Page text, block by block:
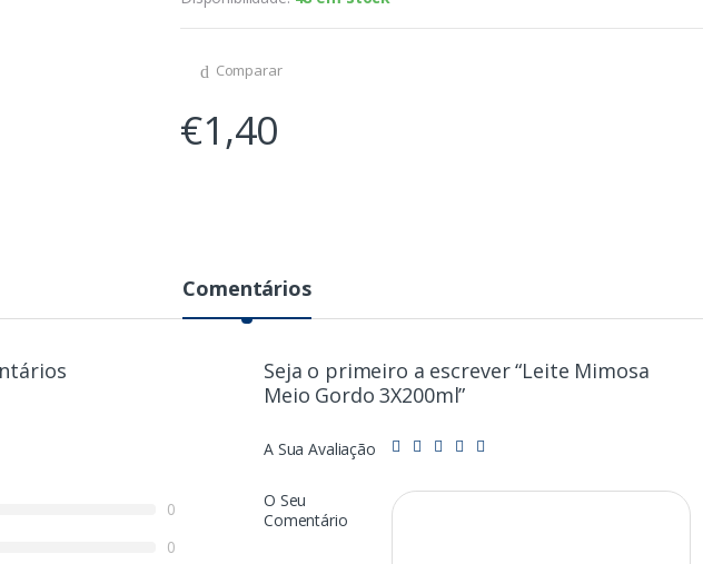
Comparar
€1,40
Comentários
0
0
Seja o primeiro a escrever “Leite Mimosa
Meio Gordo 3X200ml”
A Sua Avaliação
O Seu
Comentário